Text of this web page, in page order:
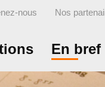
nous Nos
En bref